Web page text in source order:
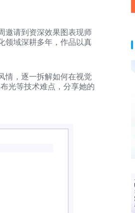
邀请到资深效果图表现师
领域深耕多年，作品以真
情，逐一拆解如何在视觉
光等技术难点，分享她的